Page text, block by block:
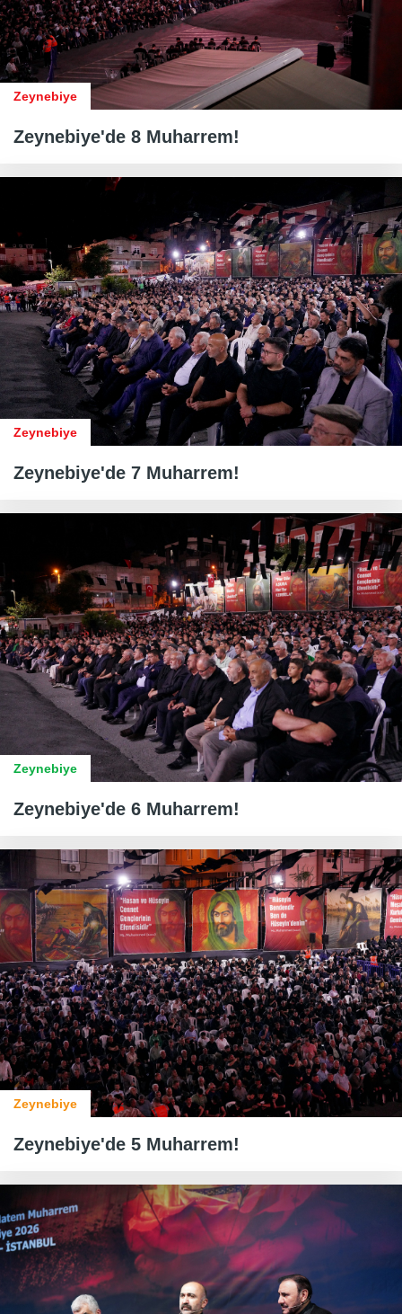
Zeynebiye
Zeynebiye'de 8 Muharrem!
Zeynebiye
Zeynebiye'de 7 Muharrem!
Zeynebiye
Zeynebiye'de 6 Muharrem!
Zeynebiye
Zeynebiye'de 5 Muharrem!